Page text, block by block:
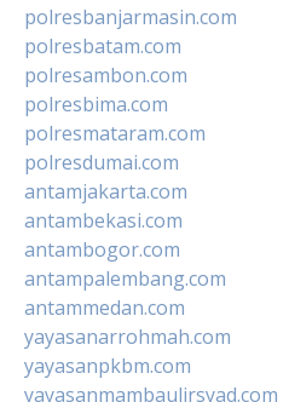
polresbanjarmasin.com
polresbatam.com
polresambon.com
polresbima.com
polresmataram.com
polresdumai.com
antamjakarta.com
antambekasi.com
antambogor.com
antampalembang.com
antammedan.com
yayasanarrohmah.com
yayasanpkbm.com
yayasanmambaulirsyad.com